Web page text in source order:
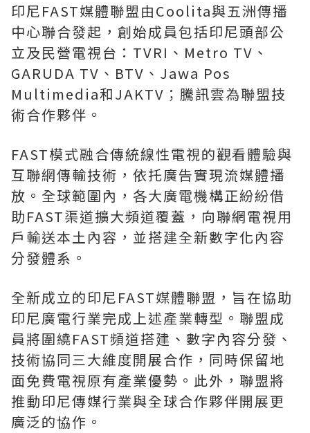
印尼FAST媒體聯盟由Coolita與五洲傳播
中心聯合發起，創始成員包括印尼頭部公
立及民營電視台：TVRI、Metro TV、
GARUDA TV、BTV、Jawa Pos
Multimedia和JAKTV；騰訊雲為聯盟技
術合作夥伴。
FAST模式融合傳統線性電視的觀看體驗與
互聯網傳輸技術，依托廣告實現流媒體播
放。全球範圍內，各大廣電機構正紛紛借
助FAST渠道擴大頻道覆蓋，向聯網電視用
戶輸送本土內容，並搭建全新數字化內容
分發體系。
全新成立的印尼FAST媒體聯盟，旨在協助
印尼廣電行業完成上述產業轉型。聯盟成
員將圍繞FAST頻道搭建、數字內容分發、
技術協同三大維度開展合作，同時保留地
面免費電視原有產業優勢。此外，聯盟將
推動印尼傳媒行業與全球合作夥伴開展更
廣泛的協作。